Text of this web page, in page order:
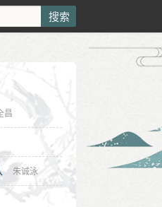
昌
朱诚泳